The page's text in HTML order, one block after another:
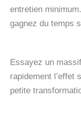
entretien
gagnez du temps
Essayez un
rapidement l’effet
petite